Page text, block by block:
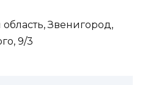
область, Звенигород,
9/3